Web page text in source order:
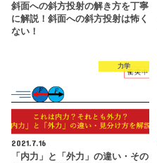
斜面への斜方投射の解き方を丁寧
に解説！斜面への斜方投射は怖く
ない！
力学
2021.7.16
「内力」と「外力」の違い・その